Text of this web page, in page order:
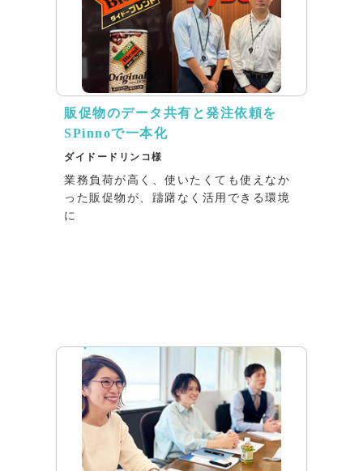
販促物のデータ共有と発注依頼を
SPinnoで一本化
ダイドードリンコ様
業務負荷が高く、使いたくても使えなか
った販促物が、躊躇なく活用できる環境
に